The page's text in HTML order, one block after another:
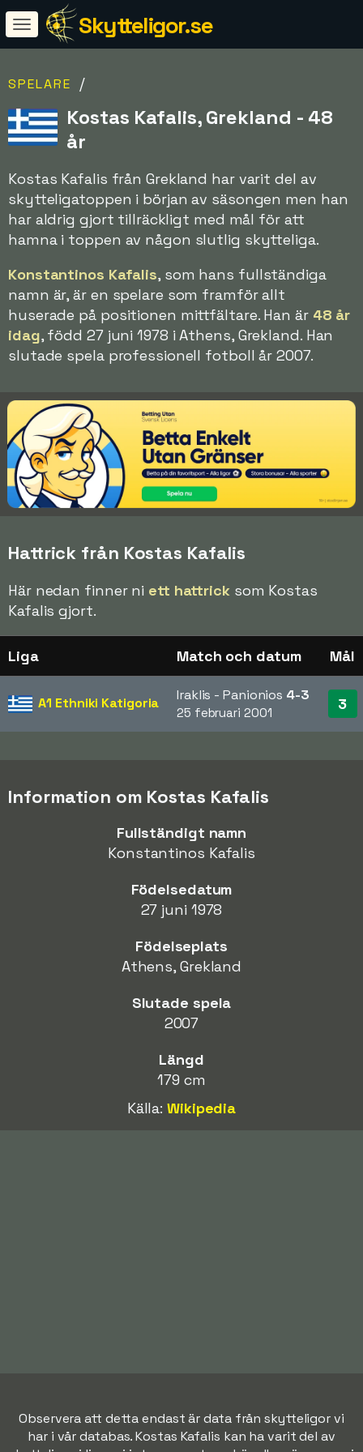
Skytteligor.se
SPELARE /
Kostas Kafalis, Grekland - 48
år
Kostas Kafalis från Grekland har varit del av
skytteligatoppen i början av säsongen men han
har aldrig gjort tillräckligt med mål för att
hamna i toppen av någon slutlig skytteliga.
Konstantinos Kafalis, som hans fullständiga
namn är, är en spelare som framför allt
huserade på positionen mittfältare. Han är 48 år
idag, född 27 juni 1978 i Athens, Grekland. Han
slutade spela professionell fotboll år 2007.
Hattrick från Kostas Kafalis
Här nedan finner ni ett hattricksom Kostas
Kafalis gjort.
Liga Match och datum Mål
A1 Ethniki Katigoria Iraklis - Panionios 4-3
25 februari 2001 3
Information om Kostas Kafalis
Fullständigt namn
Konstantinos Kafalis
Födelsedatum
27 juni 1978
Födelseplats
Athens, Grekland
Slutade spela
2007
Längd
179 cm
Källa:Wikipedia
Observera att detta endast är data från skytteligor vi
har i vår databas. Kostas Kafalis kan ha varit del av